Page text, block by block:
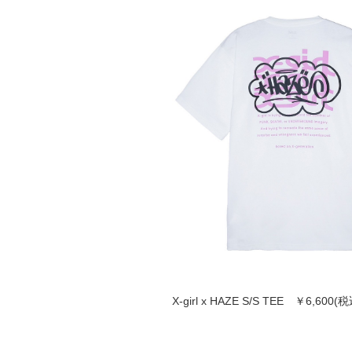
X-girl x HAZE S/S TEE ￥6,600(税